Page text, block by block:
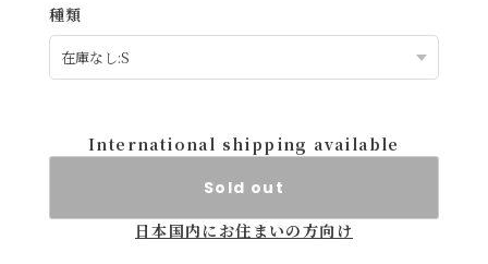
種類
International shipping available
Sold out
日本国内にお住まいの方向け